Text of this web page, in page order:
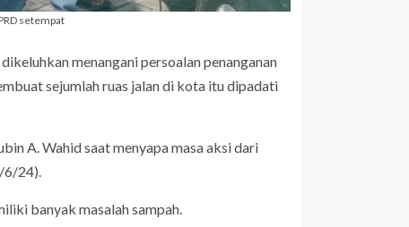
setempat
menangani persoalan penanganan
sejumlah ruas jalan di kota itu dipadati
A. Wahid saat menyapa masa aksi dari
24).
banyak masalah sampah.